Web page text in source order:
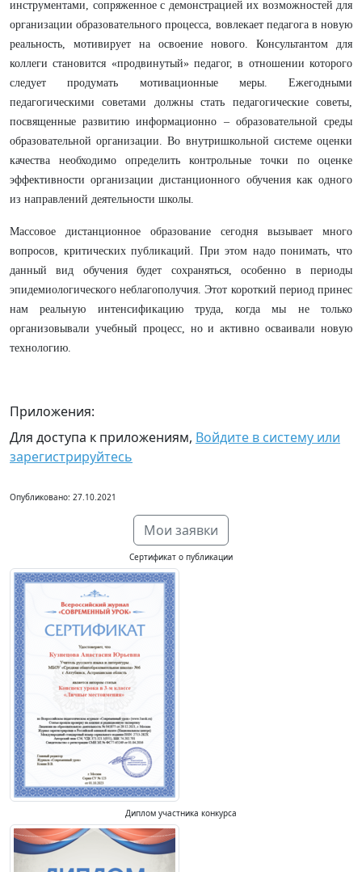
инструментами, сопряженное с демонстрацией их возможностей для
организации образовательного процесса, вовлекает педагога в новую
реальность, мотивирует на освоение нового. Консультантом для
коллеги становится «продвинутый» педагог, в отношении которого
следует продумать мотивационные меры. Ежегодными
педагогическими советами должны стать педагогические советы,
посвященные развитию информационно – образовательной среды
образовательной организации. Во внутришкольной системе оценки
качества необходимо определить контрольные точки по оценке
эффективности организации дистанционного обучения как одного
из направлений деятельности школы.
Массовое дистанционное образование сегодня вызывает много
вопросов, критических публикаций. При этом надо понимать, что
данный вид обучения будет сохраняться, особенно в периоды
эпидемиологического неблагополучия. Этот короткий период принес
нам реальную интенсификацию труда, когда мы не только
организовывали учебный процесс, но и активно осваивали новую
технологию.
Приложения:
Для доступа к приложениям, Войдите в систему или
зарегистрируйтесь
Опубликовано: 27.10.2021
Мои заявки
Сертификат о публикации
Диплом участника конкурса